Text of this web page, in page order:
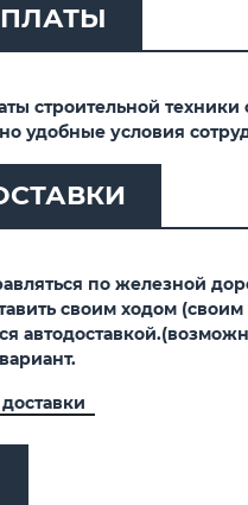
строительной
удобные условия
по железной
своим ходом (своим